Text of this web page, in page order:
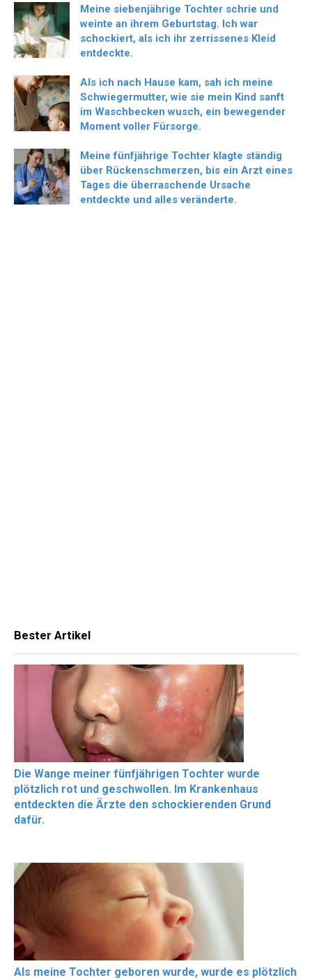
Meine siebenjährige Tochter schrie und
weinte an ihrem Geburtstag. Ich war
schockiert, als ich ihr zerrissenes Kleid
entdeckte.
Als ich nach Hause kam, sah ich meine
Schwiegermutter, wie sie mein Kind sanft
im Waschbecken wusch, ein bewegender
Moment voller Fürsorge.
Meine fünfjährige Tochter klagte ständig
über Rückenschmerzen, bis ein Arzt eines
Tages die überraschende Ursache
entdeckte und alles veränderte.
Bester Artikel
Die Wange meiner fünfjährigen Tochter wurde
plötzlich rot und geschwollen. Im Krankenhaus
entdeckten die Ärzte den schockierenden Grund
dafür.
Als meine Tochter geboren wurde, wurde es plötzlich